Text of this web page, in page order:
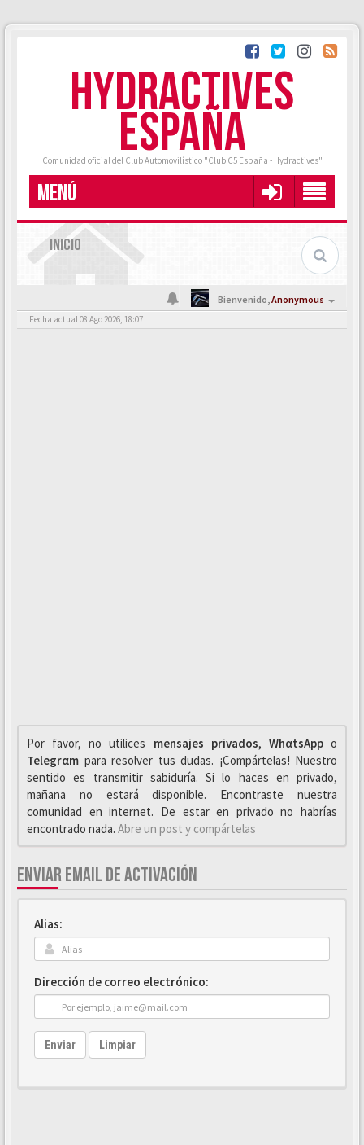
HYDRACTIVES
ESPAÑA
Comunidad oficial del Club Automovilístico "Club C5 España - Hydractives"
MENÚ
INICIO
Bienvenido,Anonymous
Fecha actual 08 Ago 2026, 18:07
Por favor, no utilices mensajes privados, WhαtsAppo
Telegrαm para resolver tus dudas. ¡Compártelas! Nuestro
sentido es transmitir sabiduría. Si lo haces en privado,
mañana no estará disponible. Encontraste nuestra
comunidad en internet. De estar en privado no habrías
encontrado nada. Abre un post y compártelas
ENVIAR EMAIL DE ACTIVACIÓN
Alias:
Dirección de correo electrónico:
Enviar Limpiar